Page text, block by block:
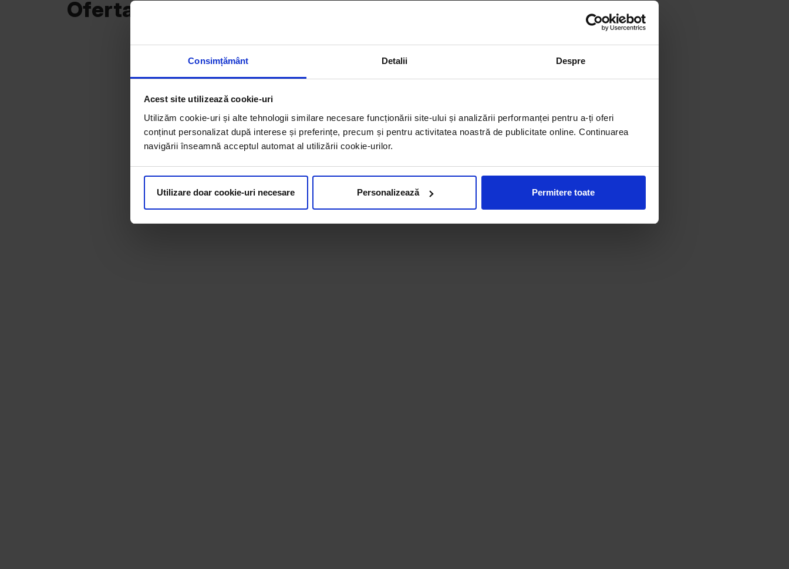
Consimțământ Detalii Despre
Acest site utilizează cookie-uri
Utilizăm cookie-uri și alte tehnologii similare necesare funcționării site-ului și analizării performanței pentru a-ți oferi
conținut personalizat după interese și preferințe, precum și pentru activitatea noastră de publicitate online. Continuarea
navigării înseamnă acceptul automat al utilizării cookie-urilor.
Utilizare doar cookie-uri necesare Personalizează Permitere toate
Oferta curentă